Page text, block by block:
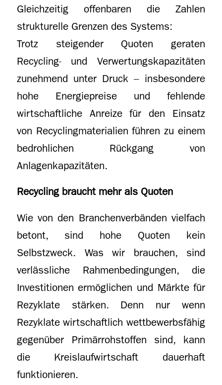
Gleichzeitig offenbaren die Zahlen
strukturelle Grenzen des Systems:
Trotz steigender Quoten geraten
Recycling- und Verwertungskapazitäten
zunehmend unter Druck – insbesondere
hohe Energiepreise und fehlende
wirtschaftliche Anreize für den Einsatz
von Recyclingmaterialien führen zu einem
bedrohlichen Rückgang von
Anlagenkapazitäten.
Recycling braucht mehr als Quoten
Wie von den Branchenverbänden vielfach
betont, sind hohe Quoten kein
Selbstzweck. Was wir brauchen, sind
verlässliche Rahmenbedingungen, die
Investitionen ermöglichen und Märkte für
Rezyklate stärken. Denn nur wenn
Rezyklate wirtschaftlich wettbewerbsfähig
gegenüber Primärrohstoffen sind, kann
die Kreislaufwirtschaft dauerhaft
funktionieren.